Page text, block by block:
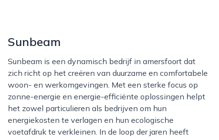
Sunbeam
Sunbeam is een dynamisch bedrijf in amersfoort dat
zich richt op het creëren van duurzame en comfortabele
woon- en werkomgevingen. Met een sterke focus op
zonne-energie en energie-efficiënte oplossingen helpt
het zowel particulieren als bedrijven om hun
energiekosten te verlagen en hun ecologische
voetafdruk te verkleinen. In de loop der jaren heeft